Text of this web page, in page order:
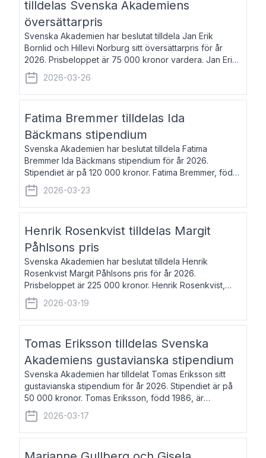
tilldelas Svenska Akademiens
översättarpris
Svenska Akademien har beslutat tilldela Jan Erik
Bornlid och Hillevi Norburg sitt översättarpris för år
2026. Prisbeloppet är 75 000 kronor vardera. Jan Erik
Bornlid, född 1947, är översättare från tyska. Han är
främst känd för sina översät
2026-03-26
Fatima Bremmer tilldelas Ida
Bäckmans stipendium
Svenska Akademien har beslutat tilldela Fatima
Bremmer Ida Bäckmans stipendium för år 2026.
Stipendiet är på 120 000 kronor. Fatima Bremmer, född
1977, är journalist och författare. Hon utkom i fjol med
boken Ligan. Klarakvarterens blodsyst
2026-03-23
Henrik Rosenkvist tilldelas Margit
Påhlsons pris
Svenska Akademien har beslutat tilldela Henrik
Rosenkvist Margit Påhlsons pris för år 2026.
Prisbeloppet är 225 000 kronor. Henrik Rosenkvist,
född 1965, är professor i nordiska språk vid Göteborgs
universitet. Han disputerade 2004 på avhan
2026-03-19
Tomas Eriksson tilldelas Svenska
Akademiens gustavianska stipendium
Svenska Akademien har tilldelat Tomas Eriksson sitt
gustavianska stipendium för år 2026. Stipendiet är på
50 000 kronor. Tomas Eriksson, född 1986, är
projektledare inom marknadsföring och författare och
utkom i fjol med boken Syndabocken.
2026-03-17